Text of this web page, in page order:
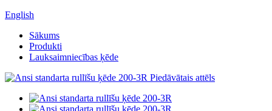
English
Sākums
Produkti
Lauksaimniecības ķēde